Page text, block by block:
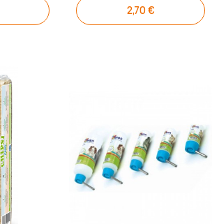
2,70 €